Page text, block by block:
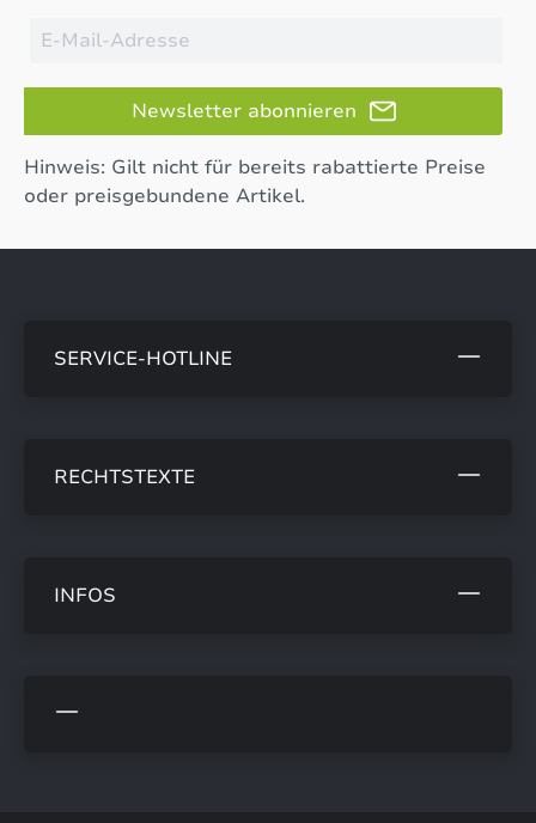
Newsletter abonnieren
Hinweis: Gilt nicht für bereits rabattierte Preise
oder preisgebundene Artikel.
SERVICE-HOTLINE
RECHTSTEXTE
INFOS